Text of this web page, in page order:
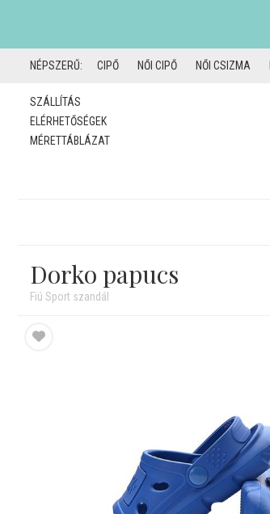
NÉPSZERŰ: CIPŐ NŐI CIPŐ NŐI CSIZMA
SZÁLLÍTÁS
ELÉRHETŐSÉGEK
MÉRETTÁBLÁZAT
Dorko papucs
Fiú Sport szandál